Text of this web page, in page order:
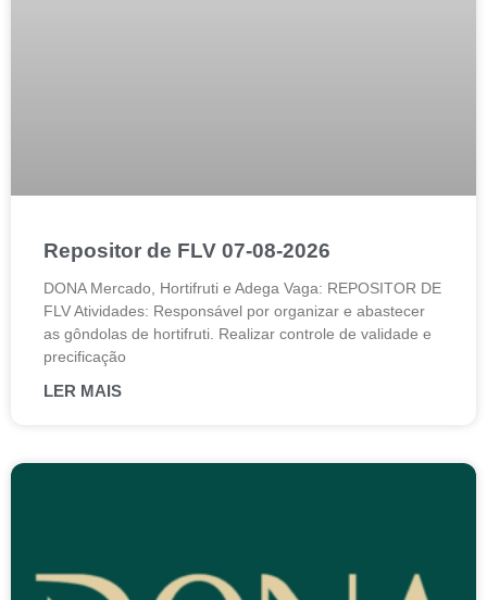
Repositor de FLV 07-08-2026
DONA Mercado, Hortifruti e Adega Vaga: REPOSITOR DE
FLV Atividades: Responsável por organizar e abastecer
as gôndolas de hortifruti. Realizar controle de validade e
precificação
LER MAIS